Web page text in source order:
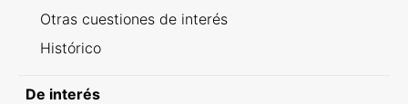
Otras cuestiones de interés
Histórico
De interés